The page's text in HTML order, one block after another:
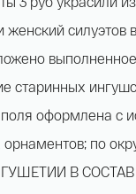
силуэтов
выполненное
старинных
оформлена с
по
В